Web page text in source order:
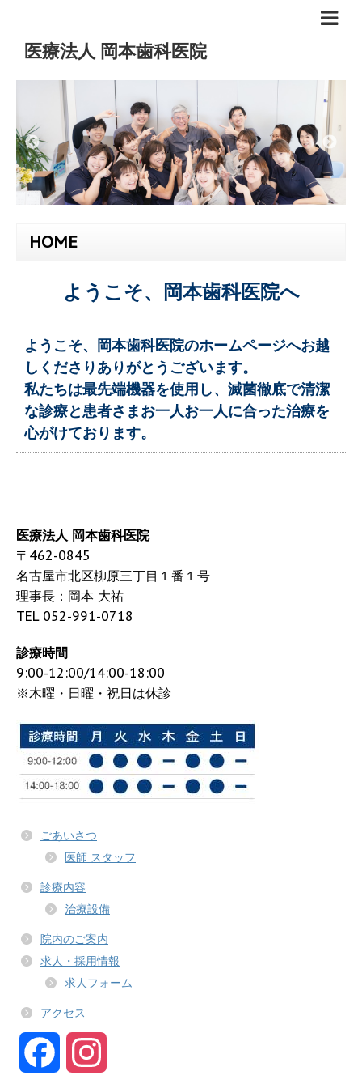
医療法人 岡本歯科医院
HOME
ようこそ、岡本歯科医院へ
ようこそ、岡本歯科医院のホームページへお越
しくださりありがとうございます。
私たちは最先端機器を使用し、滅菌徹底で清潔
な診療と患者さまお一人お一人に合った治療を
心がけております。
医療法人 岡本歯科医院
〒462-0845
名古屋市北区柳原三丁目１番１号
理事長：岡本 大祐
TEL 052-991-0718
診療時間
9:00-12:00/14:00-18:00
※木曜・日曜・祝日は休診
ごあいさつ
医師 スタッフ
診療内容
治療設備
院内のご案内
求人・採用情報
求人フォーム
アクセス